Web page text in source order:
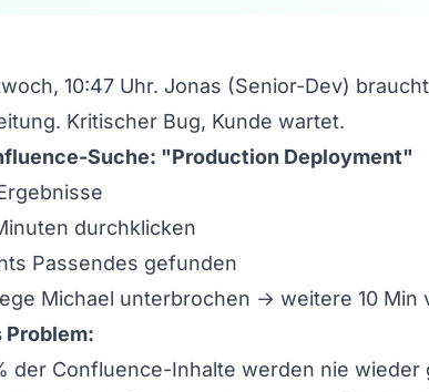
10:47 Uhr. Jonas (Senior-Dev)
Kritischer Bug, Kunde wartet.
Suche: "Production Deployment"
durchklicken
Passendes gefunden
Michael unterbrochen → weitere 10 Min
Problem:
der Confluence-Inhalte werden nie wieder